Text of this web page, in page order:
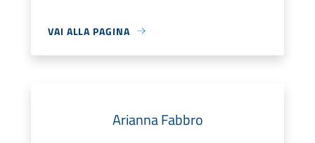
VAI ALLA PAGINA
Arianna Fabbro